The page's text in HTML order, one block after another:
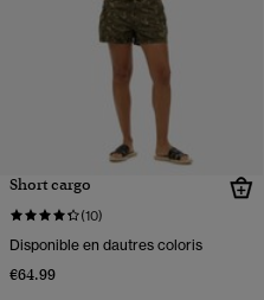
Short cargo
(10)
Disponible en dautres coloris
€64.99